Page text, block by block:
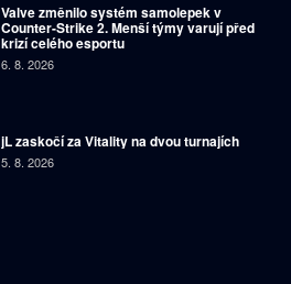
Valve změnilo systém samolepek v
Counter-Strike 2. Menší týmy varují před
krizí celého esportu
6. 8. 2026
jL zaskočí za Vitality na dvou turnajích
5. 8. 2026